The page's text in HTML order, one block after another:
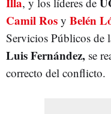
Camil Ros y Belén
Servicios Públicos de
Luis Fernández, se
correcto del conflicto.